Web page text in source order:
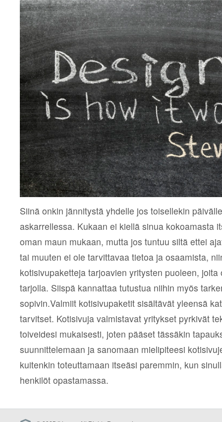
Siinä onkin jännitystä yhdelle jos toisellekin
askarrellessa. Kukaan ei kiellä sinua kokoamasta
oman maun mukaan, mutta jos tuntuu siltä ettei
tai muuten ei ole tarvittavaa tietoa ja osaamista,
kotisivupaketteja tarjoavien yritysten puoleen,
tarjolla. Siispä kannattaa tutustua niihin myös
sopivin.Valmiit kotisivupaketit sisältävät yleensä
tarvitset. Kotisivuja valmistavat yritykset pyrkivät
toiveidesi mukaisesti, joten pääset tässäkin
suunnittelemaan ja sanomaan mielipiteesi
kuitenkin toteuttamaan itseäsi paremmin, kun
henkilöt opastamassa.